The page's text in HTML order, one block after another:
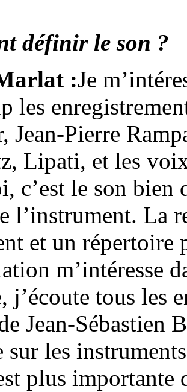
définir le son ?
:Je
les
Jean-Pierre
Lipati, et les
c’est le son
l’instrument. La
et un répertoire
m’intéresse
j’écoute tous les
Jean-Sébastien
sur les
plus importante